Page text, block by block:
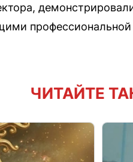
ЧИТАЙТЕ